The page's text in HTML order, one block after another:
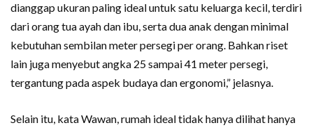
dianggap ukuran paling ideal untuk satu keluarga kecil, terdiri
dari orang tua ayah dan ibu, serta dua anak dengan minimal
kebutuhan sembilan meter persegi per orang. Bahkan riset
lain juga menyebut angka 25 sampai 41 meter persegi,
tergantung pada aspek budaya dan ergonomi,” jelasnya.
Selain itu, kata Wawan, rumah ideal tidak hanya dilihat hanya